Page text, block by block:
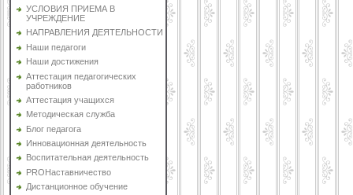
УСЛОВИЯ ПРИЕМА В
УЧРЕЖДЕНИЕ
НАПРАВЛЕНИЯ ДЕЯТЕЛЬНОСТИ
Наши педагоги
Наши достижения
Аттестация педагогических
работников
Аттестация учащихся
Методическая служба
Блог педагога
Инновационная деятельность
Воспитательная деятельность
PROНаставничество
Дистанционное обучение